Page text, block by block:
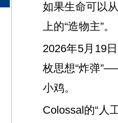
如果生命可以
上的“造物主”。
2026年5月19
枚思想“炸弹
小鸡。
Colossal的“人